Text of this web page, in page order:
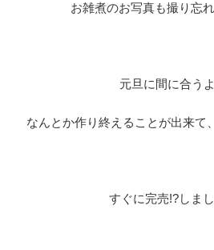
お雑煮のお写真も撮り忘
元旦に間に合う
なんとか作り終えることが出来て
すぐに完売!?しま